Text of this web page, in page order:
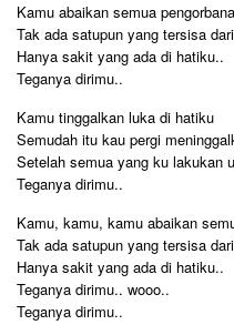
Kamu abaikan semua
Tak ada satupun yang tersisa
Hanya sakit yang ada di hatiku..
Teganya dirimu..
Kamu tinggalkan luka di hatiku
Semudah itu kau pergi
Setelah semua yang ku lakukan
Teganya dirimu..
Kamu, kamu, kamu abaikan
Tak ada satupun yang tersisa
Hanya sakit yang ada di hatiku..
Teganya dirimu.. wooo..
Teganya dirimu..